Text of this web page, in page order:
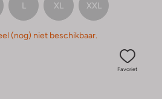
L XL XXL
(nog) niet beschikbaar.
Favoriet